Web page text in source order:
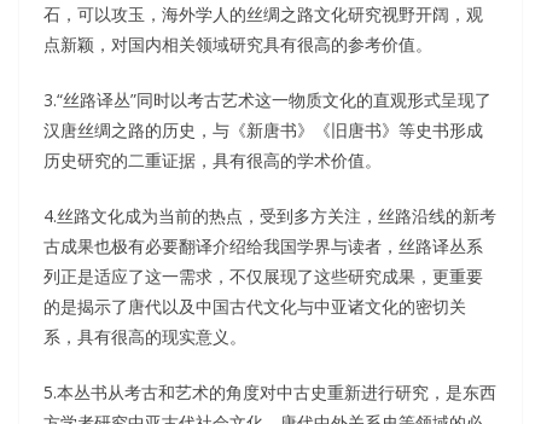
石，可以攻玉，海外学人的丝绸之路文化研究视野开阔，观
点新颖，对国内相关领域研究具有很高的参考价值。
3.“丝路译丛”同时以考古艺术这一物质文化的直观形式呈现了
汉唐丝绸之路的历史，与《新唐书》《旧唐书》等史书形成
历史研究的二重证据，具有很高的学术价值。
4.丝路文化成为当前的热点，受到多方关注，丝路沿线的新考
古成果也极有必要翻译介绍给我国学界与读者，丝路译丛系
列正是适应了这一需求，不仅展现了这些研究成果，更重要
的是揭示了唐代以及中国古代文化与中亚诸文化的密切关
系，具有很高的现实意义。
5.本丛书从考古和艺术的角度对中古史重新进行研究，是东西